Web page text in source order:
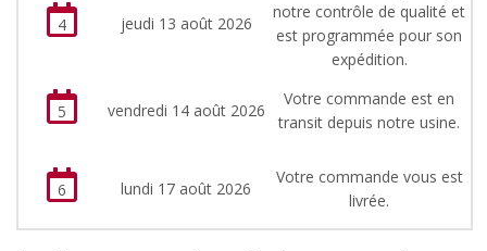
4 jeudi 13 août 2026
notre contrôle de qualité et
est programmée pour son
expédition.
5 vendredi 14 août 2026
Votre commande est en
transit depuis notre usine.
6 lundi 17 août 2026
Votre commande vous est
livrée.